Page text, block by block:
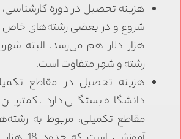
هزار دلار هم می‌رسد. البته
رشته و شهر متفاوت است.
هزینه تحصیل در مقاطع
دانشگاه بستگی دارد. کمترین
مقاطع تکمیلی، مربوط به